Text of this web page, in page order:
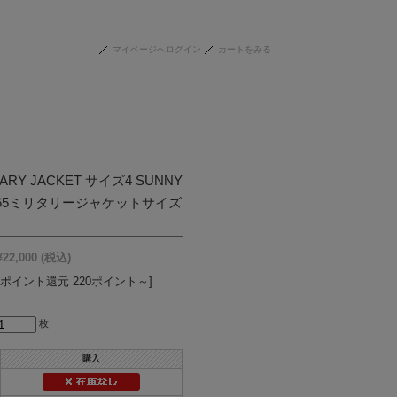
マイページへログイン カートをみる
JACKET サイズ4 SUNNY
ミリタリージャケットサイズ
(税込)
イント還元 220ポイント～]
枚
購入